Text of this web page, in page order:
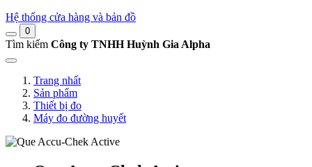
Hệ thống cửa hàng và bản đồ
0
Tìm kiếm Công ty TNHH Huỳnh Gia Alpha
Trang nhất
Sản phẩm
Thiết bị đo
Máy đo đường huyết